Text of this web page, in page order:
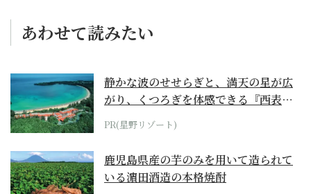
あわせて読みたい
静かな波のせせらぎと、満天の星が広
がり、くつろぎを体感できる『西表島
ホテル by...
PR(星野リゾート)
鹿児島県産の芋のみを用いて造られて
いる濵田酒造の本格焼酎